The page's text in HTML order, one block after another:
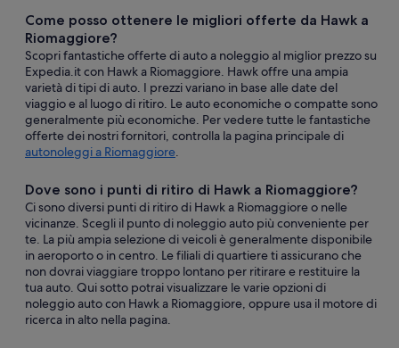
Come posso ottenere le migliori offerte da Hawk a
Riomaggiore?
Scopri fantastiche offerte di auto a noleggio al miglior prezzo su
Expedia.it con Hawk a Riomaggiore. Hawk offre una ampia
varietà di tipi di auto. I prezzi variano in base alle date del
viaggio e al luogo di ritiro. Le auto economiche o compatte sono
generalmente più economiche. Per vedere tutte le fantastiche
offerte dei nostri fornitori, controlla la pagina principale di
autonoleggi a Riomaggiore.
Dove sono i punti di ritiro di Hawk a Riomaggiore?
Ci sono diversi punti di ritiro di Hawk a Riomaggiore o nelle
vicinanze. Scegli il punto di noleggio auto più conveniente per
te. La più ampia selezione di veicoli è generalmente disponibile
in aeroporto o in centro. Le filiali di quartiere ti assicurano che
non dovrai viaggiare troppo lontano per ritirare e restituire la
tua auto. Qui sotto potrai visualizzare le varie opzioni di
noleggio auto con Hawk a Riomaggiore, oppure usa il motore di
ricerca in alto nella pagina.